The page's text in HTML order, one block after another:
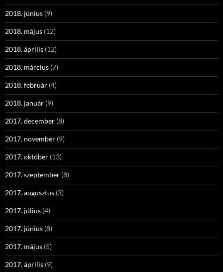
2018. június (9)
2018. május (12)
2018. április (12)
2018. március (7)
2018. február (4)
2018. január (9)
2017. december (8)
2017. november (9)
2017. október (13)
2017. szeptember (8)
2017. augusztus (3)
2017. július (4)
2017. június (8)
2017. május (5)
2017. április (9)